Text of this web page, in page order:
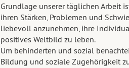
Grundlage unserer täglichen Arbeit
ihren Stärken, Problemen und
liebevoll anzunehmen, ihre
positives Weltbild zu leben.
Um behinderten und sozial
Bildung und soziale Zugehörigkeit